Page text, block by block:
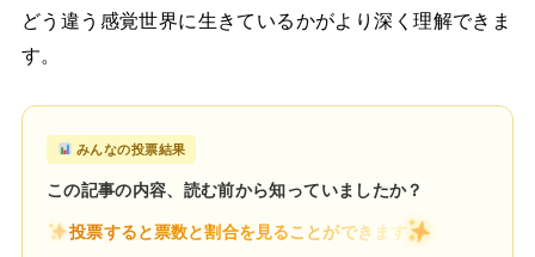
どう違う感覚世界に生きているかがより深く理解できま
す。
みんなの投票結果
この記事の内容、読む前から知っていましたか？
投票すると票数と割合を見ることができます